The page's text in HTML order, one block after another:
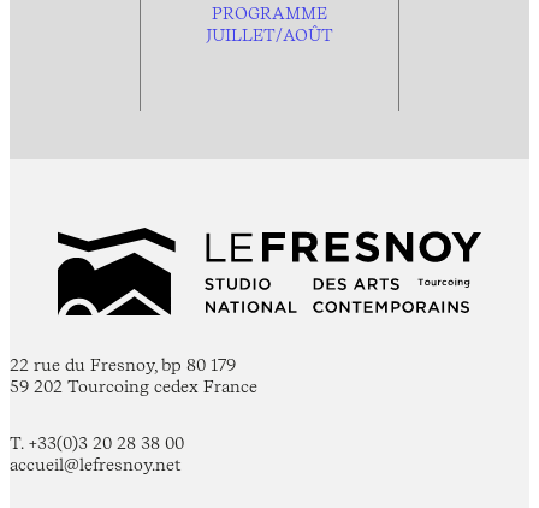
PROGRAMME
JUILLET/AOÛT
22 rue du Fresnoy, bp 80 179
59 202 Tourcoing cedex France
T. +33(0)3 20 28 38 00
accueil@lefresnoy.net